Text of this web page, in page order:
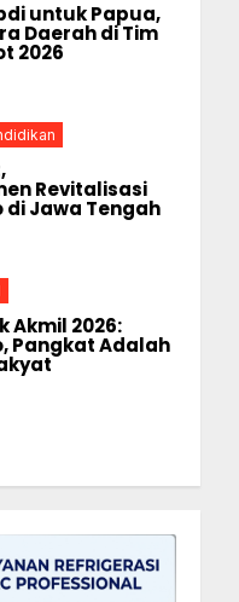
untuk Papua,
Daerah di Tim
2026
Revitalisasi
di Jawa Tengah
Akmil 2026:
Pangkat Adalah